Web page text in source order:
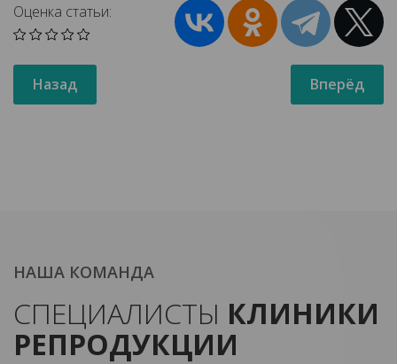
Оценка статьи:
Назад Вперёд
НАША КОМАНДА
СПЕЦИАЛИСТЫ КЛИНИКИ
РЕПРОДУКЦИИ